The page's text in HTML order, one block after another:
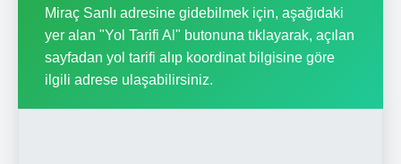
Miraç Sanlı adresine gidebilmek için, aşağıdaki
yer alan "Yol Tarifi Al" butonuna tıklayarak, açılan
sayfadan yol tarifi alıp koordinat bilgisine göre
ilgili adrese ulaşabilirsiniz.